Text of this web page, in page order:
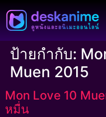
ป้ายกำกับ:
Muen 2015
Mon Love 10
หมื่น